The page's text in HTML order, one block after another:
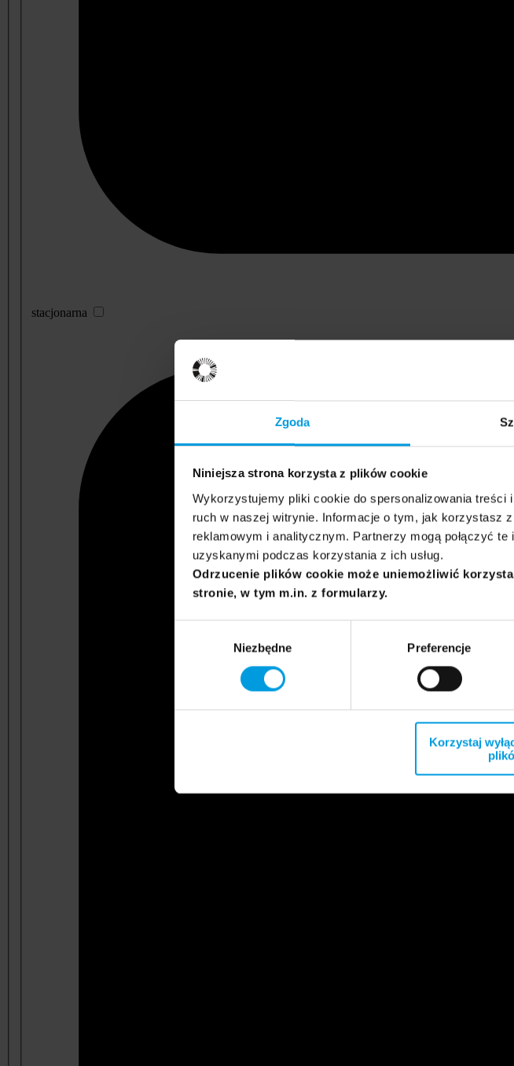
Zgoda
Niniejsza strona korzysta z plików cookie
Wykorzystujemy pliki cookie do spersonalizowania treści
ruch w naszej witrynie. Informacje o tym, jak korzystasz
reklamowym i analitycznym. Partnerzy mogą połączyć
uzyskanymi podczas korzystania z ich usług.
Odrzucenie plików cookie może uniemożliwić
stronie, w tym m.in. z formularzy.
Niezbędne Preferencje
Korzystaj
stacjonarna